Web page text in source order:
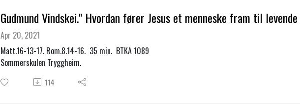
Gudmund Vindskei." Hvordan fører Jesus et menneske fram til
Apr 20, 2021
Matt.16-13-17. Rom.8.14-16. 35 min. BTKA 1089
Sommerskulen Tryggheim.
114